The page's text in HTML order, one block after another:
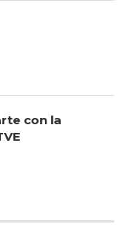
con la